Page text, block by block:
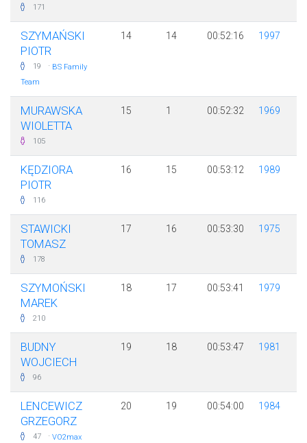
171
SZYMAŃSKI
PIOTR
19 · BS Family
Team
14 14 00:52:16 1997
MURAWSKA
WIOLETTA
105
15 1 00:52:32 1969
KĘDZIORA
PIOTR
116
16 15 00:53:12 1989
STAWICKI
TOMASZ
178
17 16 00:53:30 1975
SZYMOŃSKI
MAREK
210
18 17 00:53:41 1979
BUDNY
WOJCIECH
96
19 18 00:53:47 1981
LENCEWICZ
GRZEGORZ
47 · VO2max
20 19 00:54:00 1984